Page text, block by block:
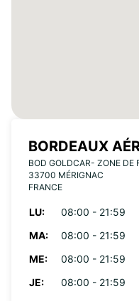
BORDEAUX
BOD GOLDCAR- ZONE DE
33700 MÉRIGNAC
FRANCE
LU:
08:00 - 21:59
MA:
08:00 - 21:59
ME:
08:00 - 21:59
JE:
08:00 - 21:59